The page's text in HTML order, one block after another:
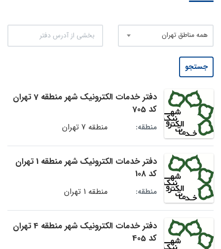
همه مناطق تهران
جستجو
دفتر خدمات الکترونیک شهر منطقه 7 تهران
کد 705
منطقه: منطقه 7 تهران
دفتر خدمات الکترونیک شهر منطقه 1 تهران
کد 108
منطقه: منطقه 1 تهران
دفتر خدمات الکترونیک شهر منطقه 4 تهران
کد 405